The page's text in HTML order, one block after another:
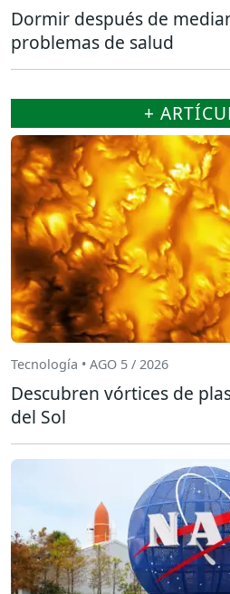
Dormir después de
problemas de salud
+
Tecnología • AGO 5 / 2026
Descubren vórtices de
del Sol